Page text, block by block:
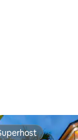
gosti”